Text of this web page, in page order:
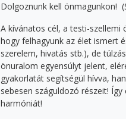
Dolgoznunk kell önmagunkon!
A kívánatos cél, a testi-
hogy felhagyunk az élet ismert
szerelem, hivatás stb.), de
önuralom egyensúlyt jelent,
gyakorlatát segítségül hívva,
sebesen száguldozó részeit!
harmóniát!